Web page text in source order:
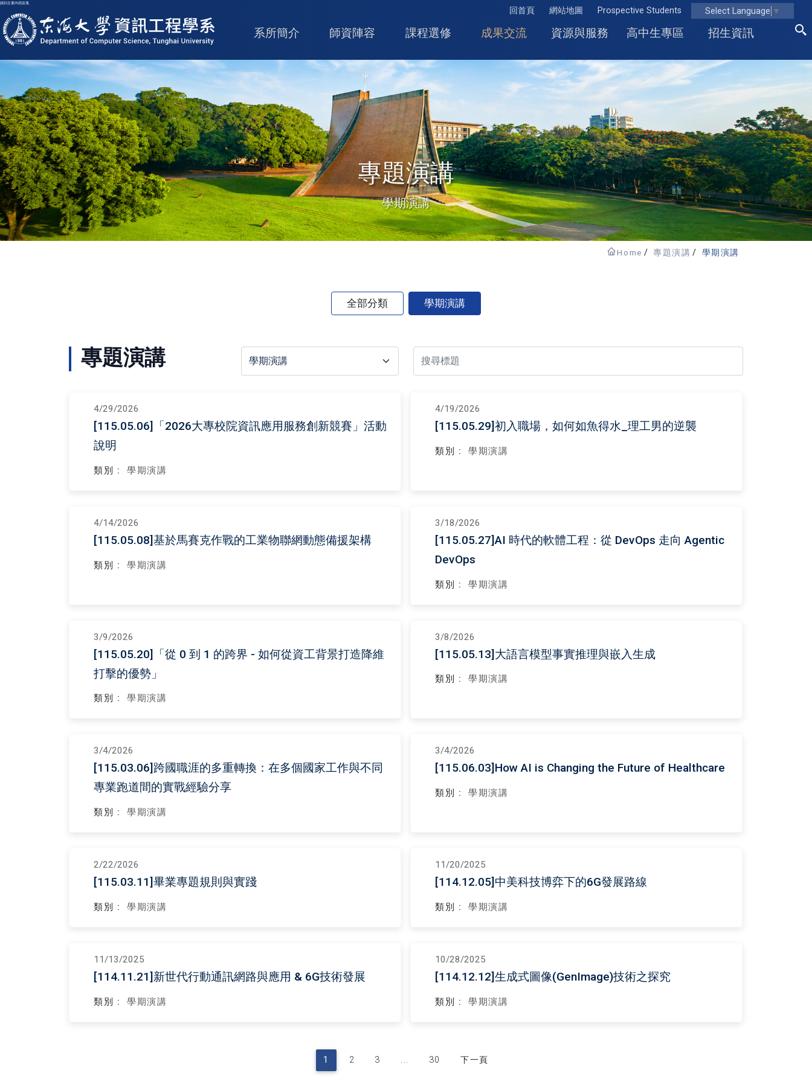
跳到主要內容區塊
回首頁 網站地圖 Prospective Students Select Language ▼
東海大學logo
系所簡介 師資陣容 課程選修 成果交流 資源與服務 高中生專區 招生資訊
專題演講
學期演講
Home 專題演講 學期演講
全部分類 學期演講
專題演講
4/29/2026
[115.05.06]「2026大專校院資訊應用服務創新競賽」活動
說明
類別 : 學期演講
4/19/2026
[115.05.29]初入職場，如何如魚得水_理工男的逆襲
類別 : 學期演講
4/14/2026
[115.05.08]基於馬賽克作戰的工業物聯網動態備援架構
類別 : 學期演講
3/18/2026
[115.05.27]AI 時代的軟體工程：從 DevOps 走向 Agentic
DevOps
類別 : 學期演講
3/9/2026
[115.05.20]「從 0 到 1 的跨界 - 如何從資工背景打造降維
打擊的優勢」
類別 : 學期演講
3/8/2026
[115.05.13]大語言模型事實推理與嵌入生成
類別 : 學期演講
3/4/2026
[115.03.06]跨國職涯的多重轉換：在多個國家工作與不同
專業跑道間的實戰經驗分享
類別 : 學期演講
3/4/2026
[115.06.03]How AI is Changing the Future of Healthcare
類別 : 學期演講
2/22/2026
[115.03.11]畢業專題規則與實踐
類別 : 學期演講
11/20/2025
[114.12.05]中美科技博弈下的6G發展路線
類別 : 學期演講
11/13/2025
[114.11.21]新世代行動通訊網路與應用 & 6G技術發展
類別 : 學期演講
10/28/2025
[114.12.12]生成式圖像(GenImage)技術之探究
類別 : 學期演講
1 2 3 ... 30 下一頁